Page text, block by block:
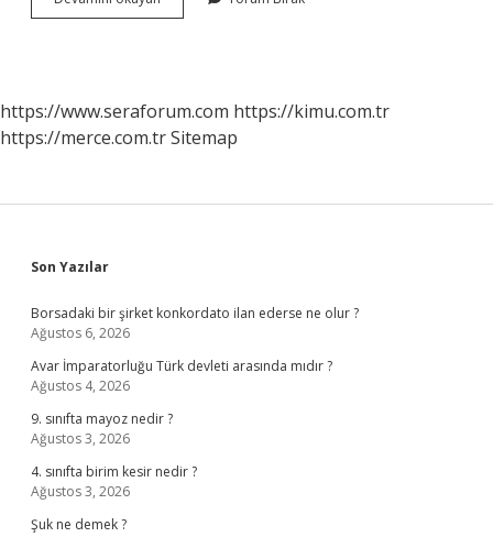
Münafık
https://www.seraforum.com https://kimu.com.tr
https://merce.com.trSitemap
Sidebar
Son Yazılar
Borsadaki bir şirket konkordato ilan ederse ne olur ?
Ağustos 6, 2026
Avar İmparatorluğu Türk devleti arasında mıdır ?
Ağustos 4, 2026
9. sınıfta mayoz nedir ?
Ağustos 3, 2026
4. sınıfta birim kesir nedir ?
Ağustos 3, 2026
Şuk ne demek ?